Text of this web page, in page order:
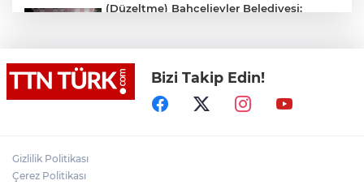
(Düzeltme) Bahçelievler Belediyesi:
bir can kaybı veya yaralanma
Adalet Bakanı Gürlek eski Özel Harekat
Başkanı Behçet Oktay’ın yakınlarını
Bizi Takip Edin!
Gizlilik Politikası
Çerez Politikası